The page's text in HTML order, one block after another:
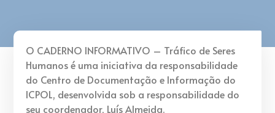
O CADERNO INFORMATIVO – Tráfico de Seres
Humanos é uma iniciativa da responsabilidade
do Centro de Documentação e Informação do
ICPOL, desenvolvida sob a responsabilidade do
seu coordenador, Luís Almeida.